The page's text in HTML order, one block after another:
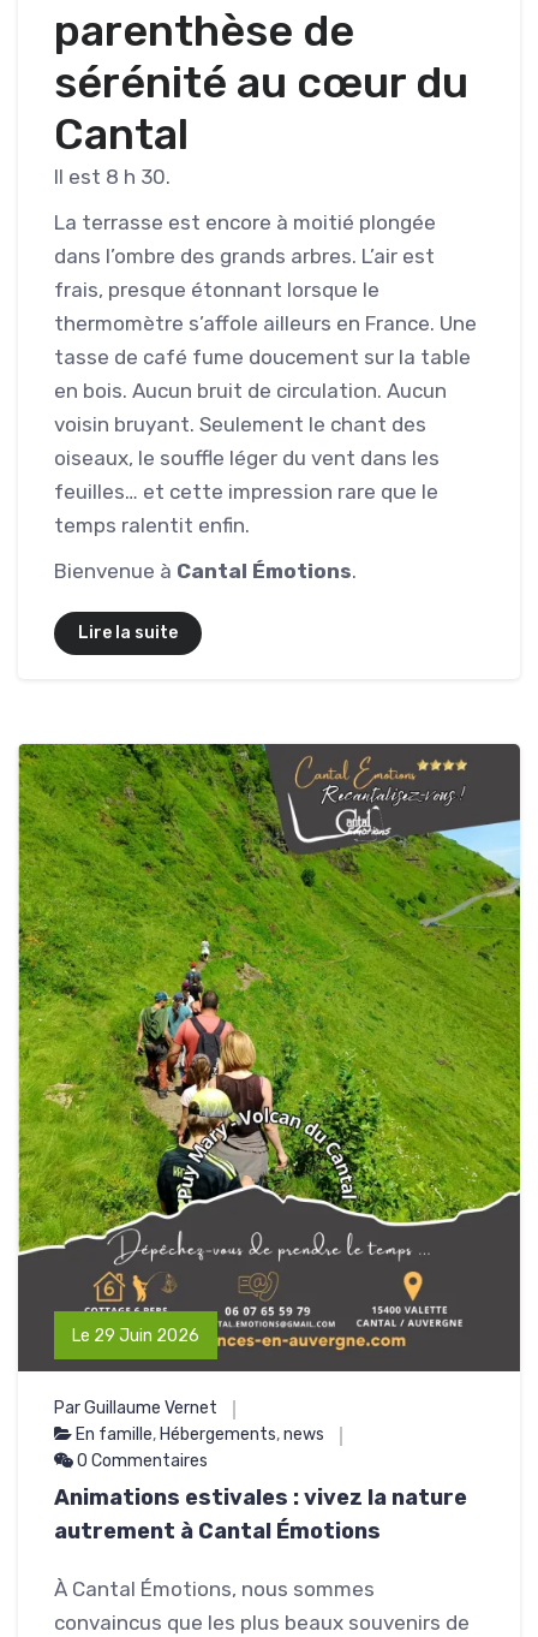
parenthèse de
sérénité au cœur du
Cantal
Il est 8 h 30.
La terrasse est encore à moitié plongée
dans l’ombre des grands arbres. L’air est
frais, presque étonnant lorsque le
thermomètre s’affole ailleurs en France. Une
tasse de café fume doucement sur la table
en bois. Aucun bruit de circulation. Aucun
voisin bruyant. Seulement le chant des
oiseaux, le souffle léger du vent dans les
feuilles… et cette impression rare que le
temps ralentit enfin.
Bienvenue à Cantal Émotions.
Lire la suite
Le 29 Juin 2026
Par Guillaume Vernet
En famille, Hébergements,news
0 Commentaires
Animations estivales : vivez la nature
autrement à Cantal Émotions
À Cantal Émotions, nous sommes
convaincus que les plus beaux souvenirs de